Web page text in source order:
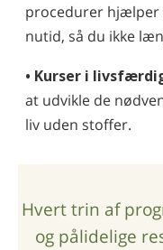
procedurer hjælper
nutid, så du ikke
• Kurser i
at udvikle de
liv uden stoffer.
Hvert trin af
og pålidelige